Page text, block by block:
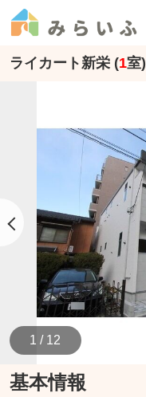
ライカート新栄 (1室)
1 / 12
基本情報